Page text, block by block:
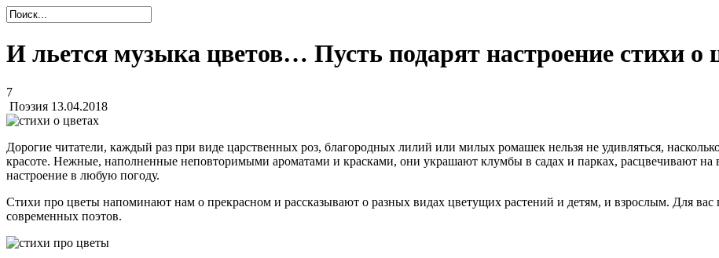
И льется музыка цветов… Пусть подарят настроение стихи о
7
Поэзия 13.04.2018
Дорогие читатели, каждый раз при виде царственных роз, благородных лилий или милых ромашек нельзя не удивляться,
красоте. Нежные, наполненные неповторимыми ароматами и красками, они украшают клумбы в садах и парках, расцвечивают на
настроение в любую погоду.
Стихи про цветы напоминают нам о прекрасном и рассказывают о разных видах цветущих растений и детям, и взрослым. Для вас
современных поэтов.